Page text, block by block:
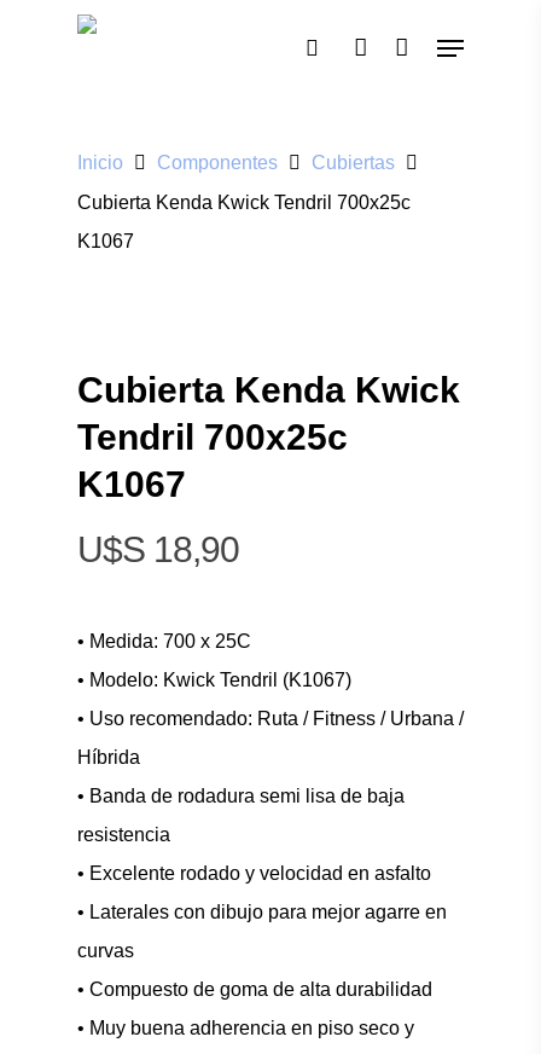
Inicio Componentes
Cubiertas
Cubierta Kenda Kwick Tendril 700x25c
K1067
Cubierta Kenda Kwick
Tendril 700x25c
K1067
$
18,90
• Medida: 700 x 25C
• Modelo: Kwick Tendril (K1067)
• Uso recomendado: Ruta / Fitness / Urbana /
Híbrida
• Banda de rodadura semi lisa de baja
resistencia
• Excelente rodado y velocidad en asfalto
• Laterales con dibujo para mejor agarre en
curvas
• Compuesto de goma de alta durabilidad
• Muy buena adherencia en piso seco y